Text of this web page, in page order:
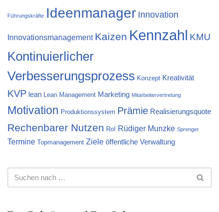
Führungskräfte Ideenmanager Innovation
Innovationsmanagement Kaizen Kennzahl KMU
Kontinuierlicher
Verbesserungsprozess Konzept Kreativität
KVP lean Lean Management Marketing Mitarbeitervertretung
Motivation Produktionssystem Prämie Realisierungsquote
Rechenbarer Nutzen RoI Rüdiger Munzke Sprenger
Termine Topmanagement Ziele öffentliche Verwaltung